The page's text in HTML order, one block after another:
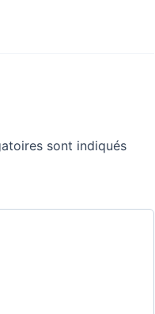
sont indiqués